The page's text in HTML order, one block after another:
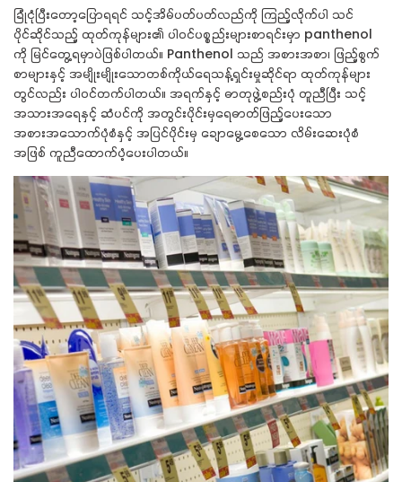
ခြုံငုံပြီးတော့ပြောရရင် သင့်အိမ်ပတ်ပတ်လည်ကို ကြည့်လိုက်ပါ သင်
ပိုင်ဆိုင်သည့် ထုတ်ကုန်များ၏ ပါဝင်ပစ္စည်းများစာရင်းမှာ panthenol
ကို မြင်တွေ့ရမှာပဲဖြစ်ပါတယ်။ Panthenol သည် အစားအစာ၊ ဖြည့်စွက်
စာများနှင့် အမျိုးမျိုးသောတစ်ကိုယ်ရေသန့်ရှင်းမှုဆိုင်ရာ ထုတ်ကုန်များ
တွင်လည်း ပါဝင်တက်ပါတယ်။ အရက်နှင့် ဓာတုဖွဲ့စည်းပုံ တူညီပြီး သင့်
အသားအရေနှင့် ဆံပင်ကို အတွင်းပိုင်းမှရေဓာတ်ဖြည့်ပေးသော
အစားအသောက်ပုံစံနှင့် အပြင်ပိုင်းမှ ချောမွေ့စေသော လိမ်းဆေးပုံစံ
အဖြစ် ကူညီထောက်ပံ့ပေးပါတယ်။